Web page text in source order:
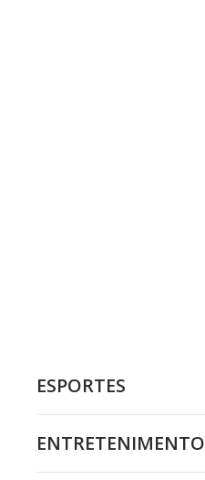
ESPORTES
ENTRETENIMENTO